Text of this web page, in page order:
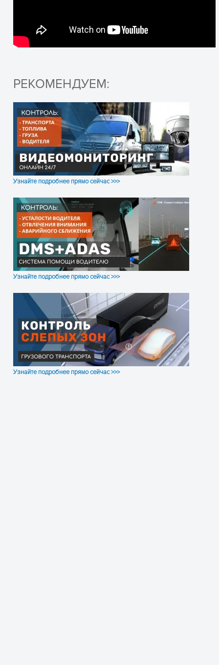
РЕКОМЕНДУЕМ:
Узнайте подробнее прямо сейчас >>>
Узнайте подробнее прямо сейчас >>>
Узнайте подробнее прямо сейчас >>>